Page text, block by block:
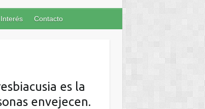
Contacto
es la
envejecen.